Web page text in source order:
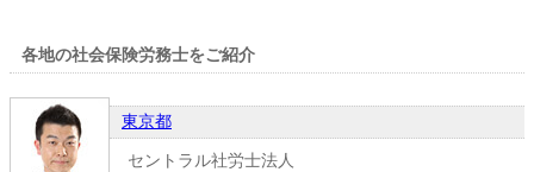
各地の社会保険労務士をご紹介
東京都
セントラル社労士法人